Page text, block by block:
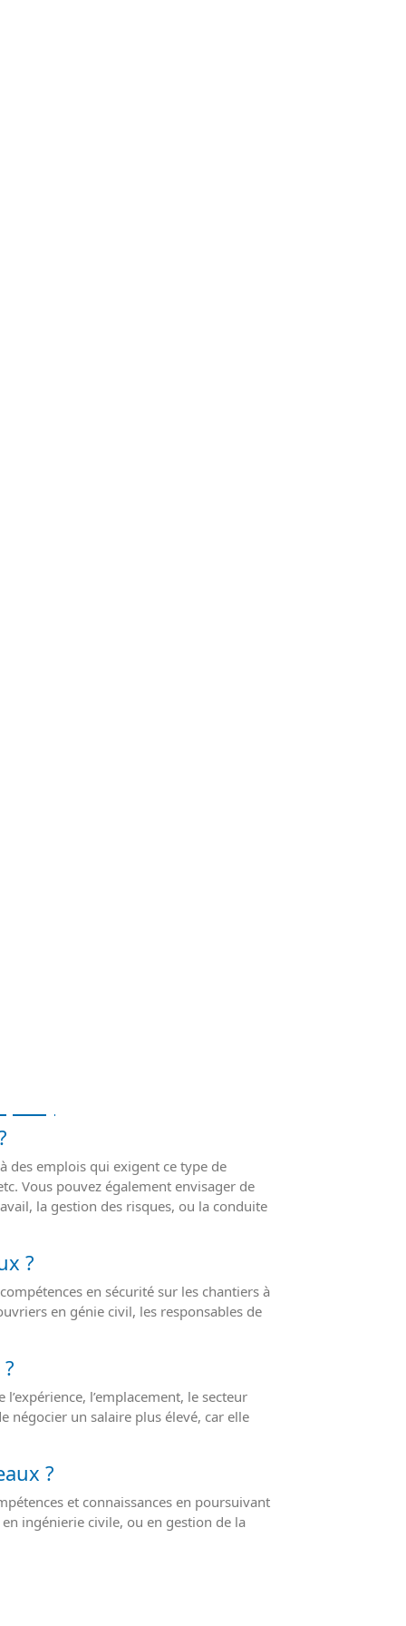
des emplois qui exigent ce type de
Vous pouvez également envisager de
la gestion des risques, ou la conduite
?
en sécurité sur les chantiers à
en génie civil, les responsables de
l’emplacement, le secteur
négocier un salaire plus élevé, car elle
?
et connaissances en poursuivant
ingénierie civile, ou en gestion de la